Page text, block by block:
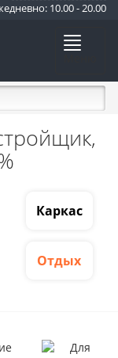
10.00 - 20.00
Каркас
Отдых